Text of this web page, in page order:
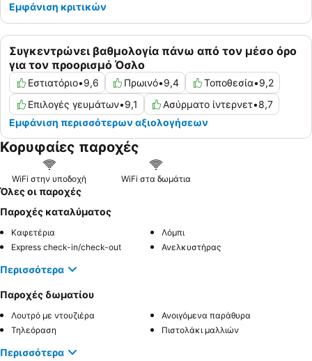
Συγκεντρώνει βαθμολογία πάνω από τον μέσο όρο
για τον προορισμό Όσλο
Εστιατόριο•9,6 Πρωινό•9,4 Τοποθεσία•9,2
Επιλογές γευμάτων•9,1 Ασύρματο ίντερνετ•8,7
Εμφάνιση περισσότερων αξιολογήσεων
Εμφάνιση κριτικών
Κορυφαίες παροχές
WiFi στην υποδοχή WiFi στα δωμάτια
Όλες οι παροχές
Παροχές καταλύματος
Καφετέρια
Λόμπι
Express check-in/check-out
Ανελκυστήρας
Περισσότερα
Παροχές δωματίου
Λουτρό με ντουζιέρα
Ανοιγόμενα παράθυρα
Τηλεόραση
Πιστολάκι μαλλιών
Περισσότερα